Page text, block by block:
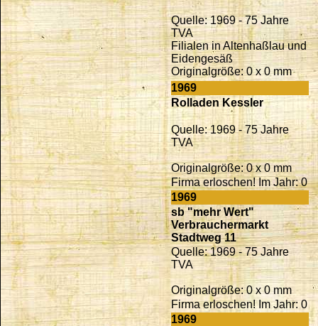
Quelle: 1969 - 75 Jahre
TVA
Filialen in Altenhaßlau und
Eidengesäß
Originalgröße: 0 x 0 mm
1969
Rolladen Kessler
Quelle: 1969 - 75 Jahre
TVA
Originalgröße: 0 x 0 mm
Firma erloschen! Im Jahr: 0
1969
sb "mehr Wert"
Verbrauchermarkt
Stadtweg 11
Quelle: 1969 - 75 Jahre
TVA
Originalgröße: 0 x 0 mm
Firma erloschen! Im Jahr: 0
1969